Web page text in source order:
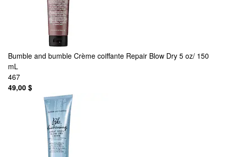
Bumble and bumble Crème coiffante Repair Blow Dry 5 oz/ 150
mL
467
49,00 $